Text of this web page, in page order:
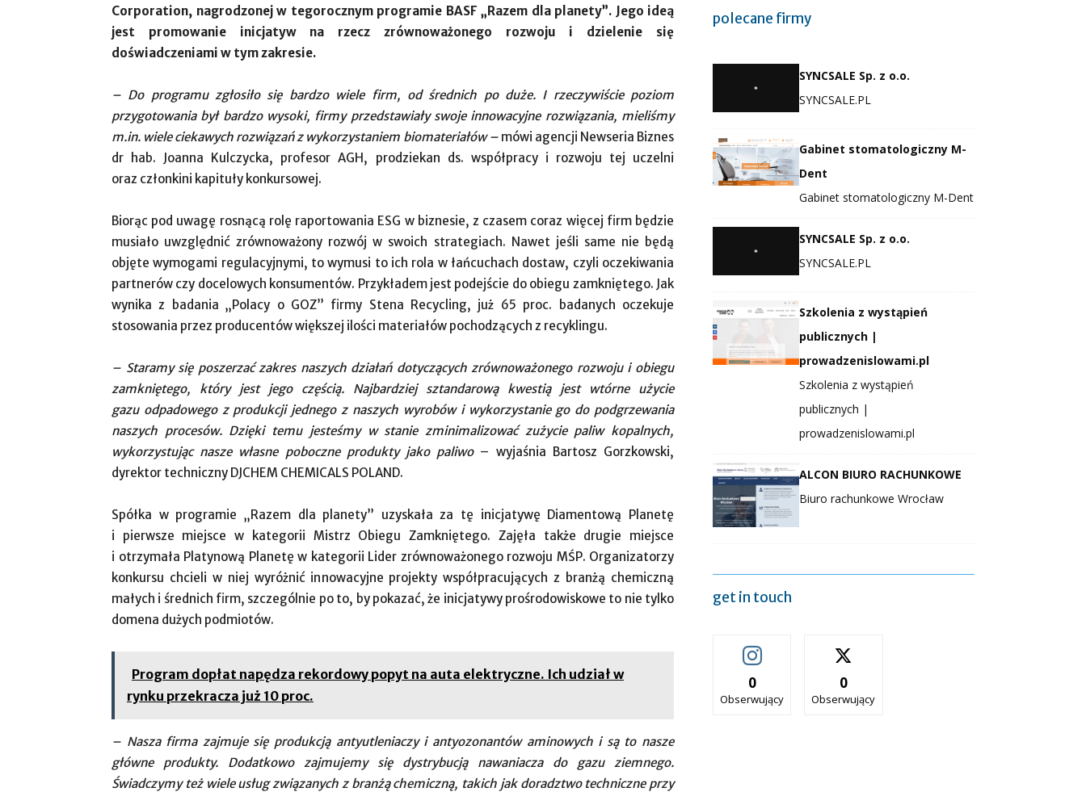
Corporation, nagrodzonej w tegorocznym programie BASF „Razem dla planety”. Jego ideą
jest promowanie inicjatyw na rzecz zrównoważonego rozwoju i dzielenie się
doświadczeniami w tym zakresie.
– Do programu zgłosiło się bardzo wiele firm, od średnich po duże. I rzeczywiście poziom
przygotowania był bardzo wysoki, firmy przedstawiały swoje innowacyjne rozwiązania, mieliśmy
m.in. wiele ciekawych rozwiązań z wykorzystaniem biomateriałów –mówi agencji Newseria Biznes
dr hab. Joanna Kulczycka, profesor AGH, prodziekan ds. współpracy i rozwoju tej uczelni
oraz członkini kapituły konkursowej.
Biorąc pod uwagę rosnącą rolę raportowania ESG w biznesie, z czasem coraz więcej firm będzie
musiało uwzględnić zrównoważony rozwój w swoich strategiach. Nawet jeśli same nie będą
objęte wymogami regulacyjnymi, to wymusi to ich rola w łańcuchach dostaw, czyli oczekiwania
partnerów czy docelowych konsumentów. Przykładem jest podejście do obiegu zamkniętego. Jak
wynika z badania „Polacy o GOZ” firmy Stena Recycling, już 65 proc. badanych oczekuje
stosowania przez producentów większej ilości materiałów pochodzących z recyklingu.
– Staramy się poszerzać zakres naszych działań dotyczących zrównoważonego rozwoju i obiegu
zamkniętego, który jest jego częścią. Najbardziej sztandarową kwestią jest wtórne użycie
gazu odpadowego z produkcji jednego z naszych wyrobów i wykorzystanie go do podgrzewania
naszych procesów. Dzięki temu jesteśmy w stanie zminimalizować zużycie paliw kopalnych,
wykorzystując nasze własne poboczne produkty jako paliwo – wyjaśnia Bartosz Gorzkowski,
dyrektor techniczny DJCHEM CHEMICALS POLAND.
Spółka w programie „Razem dla planety” uzyskała za tę inicjatywę Diamentową Planetę
i pierwsze miejsce w kategorii Mistrz Obiegu Zamkniętego. Zajęła także drugie miejsce
i otrzymała Platynową Planetę w kategorii Lider zrównoważonego rozwoju MŚP. Organizatorzy
konkursu chcieli w niej wyróżnić innowacyjne projekty współpracujących z branżą chemiczną
małych i średnich firm, szczególnie po to, by pokazać, że inicjatywy prośrodowiskowe to nie tylko
domena dużych podmiotów.
Program dopłat napędza rekordowy popyt na auta elektryczne. Ich udział w
rynku przekracza już 10 proc.
– Nasza firma zajmuje się produkcją antyutleniaczy i antyozonantów aminowych i są to nasze
główne produkty. Dodatkowo zajmujemy się dystrybucją nawaniacza do gazu ziemnego.
Świadczymy też wiele usług związanych z branżą chemiczną, takich jak doradztwo techniczne przy
polecane firmy
SYNCSALE Sp. z o.o.
SYNCSALE.PL
Gabinet stomatologiczny M-
Dent
Gabinet stomatologiczny M-Dent
SYNCSALE Sp. z o.o.
SYNCSALE.PL
Szkolenia z wystąpień
publicznych |
prowadzenislowami.pl
Szkolenia z wystąpień
publicznych |
prowadzenislowami.pl
ALCON BIURO RACHUNKOWE
Biuro rachunkowe Wrocław
get in touch
0
Obserwujący
0
Obserwujący